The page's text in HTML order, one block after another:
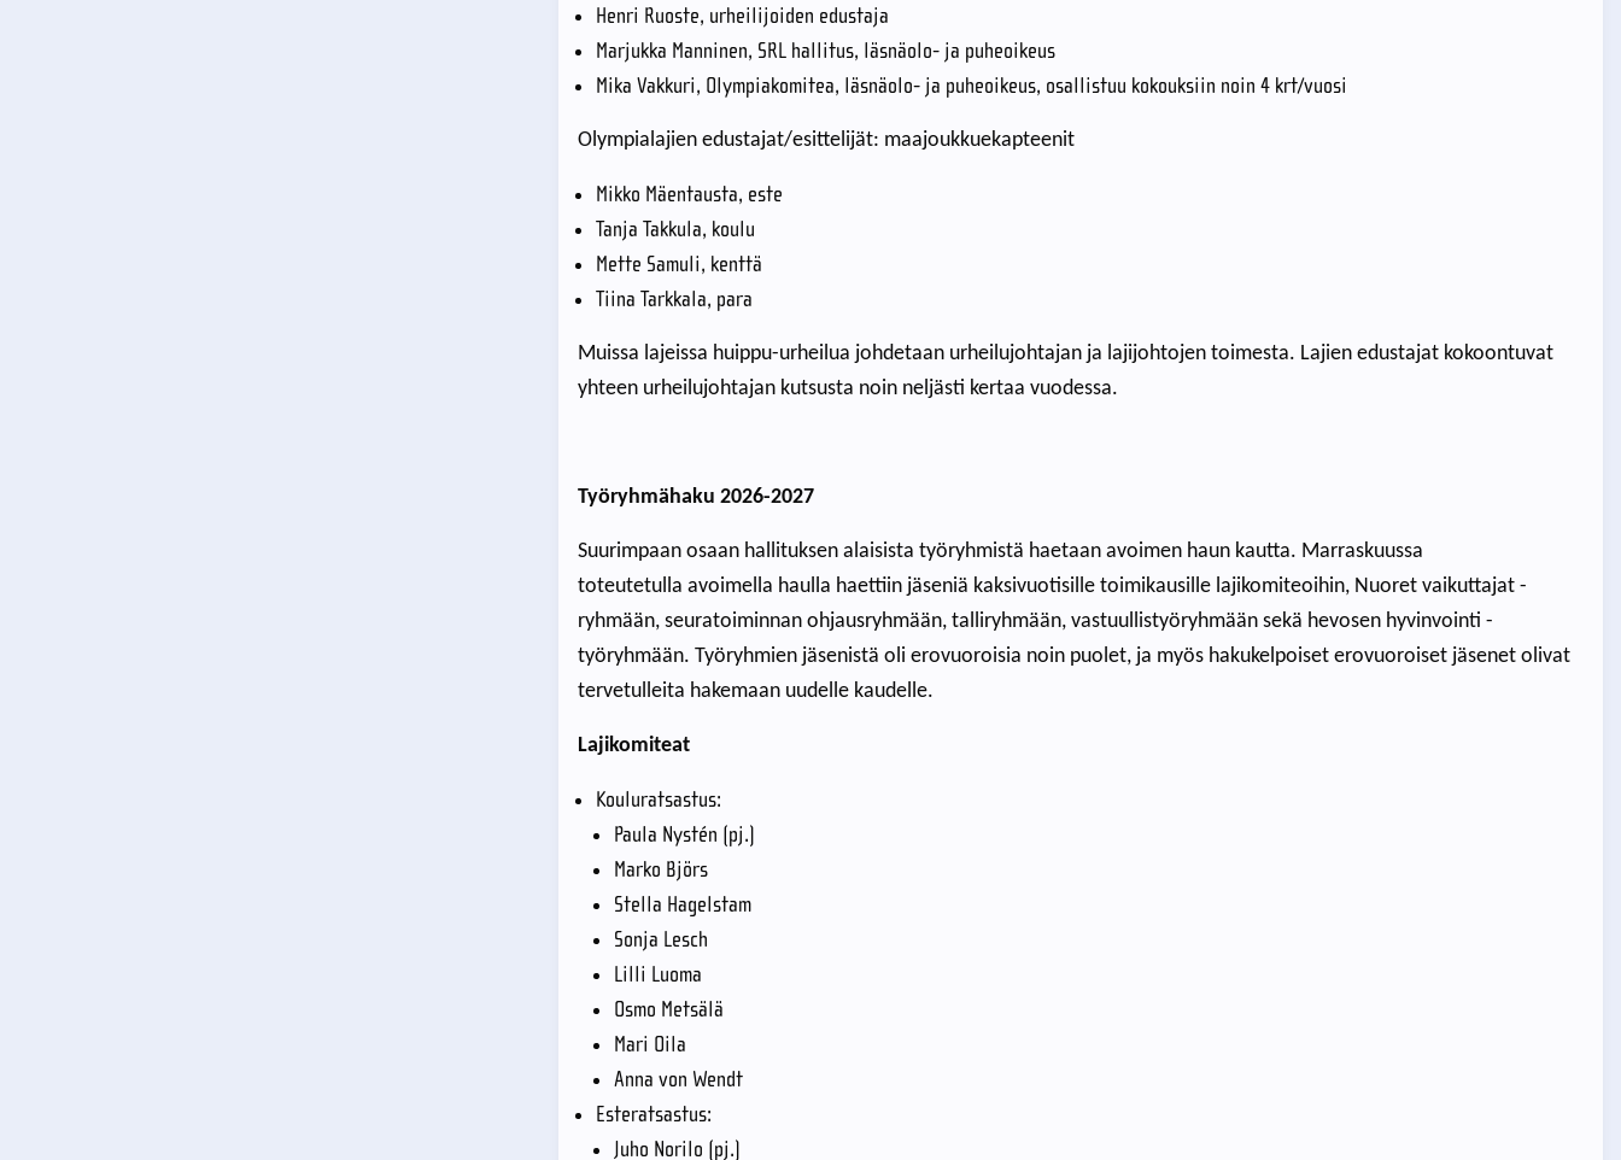
Henri Ruoste, urheilijoiden edustaja
Marjukka Manninen, SRL hallitus, läsnäolo- ja puheoikeus
Mika Vakkuri, Olympiakomitea, läsnäolo- ja puheoikeus, osallistuu kokouksiin noin 4 krt/vuosi
Olympialajien edustajat/esittelijät: maajoukkuekapteenit
Mikko Mäentausta, este
Tanja Takkula, koulu
Mette Samuli, kenttä
Tiina Tarkkala, para
Muissa lajeissa huippu-urheilua johdetaan urheilujohtajan ja lajijohtojen toimesta. Lajien edustajat kokoontuvat
yhteen urheilujohtajan kutsusta noin neljästi kertaa vuodessa.
Työryhmähaku 2026-2027
Suurimpaan osaan hallituksen alaisista työryhmistä haetaan avoimen haun kautta. Marraskuussa
toteutetulla avoimella haulla haettiin jäseniä kaksivuotisille toimikausille lajikomiteoihin, Nuoret vaikuttajat -
ryhmään, seuratoiminnan ohjausryhmään, talliryhmään, vastuullistyöryhmään sekä hevosen hyvinvointi -
työryhmään. Työryhmien jäsenistä oli erovuoroisia noin puolet, ja myös hakukelpoiset erovuoroiset jäsenet olivat
tervetulleita hakemaan uudelle kaudelle.
Lajikomiteat
Kouluratsastus:
Paula Nystén (pj.)
Marko Björs
Stella Hagelstam
Sonja Lesch
Lilli Luoma
Osmo Metsälä
Mari Oila
Anna von Wendt
Esteratsastus:
Juho Norilo (pj.)